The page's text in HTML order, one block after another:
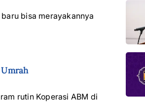
bisa merayakannya
rutin Koperasi ABM di